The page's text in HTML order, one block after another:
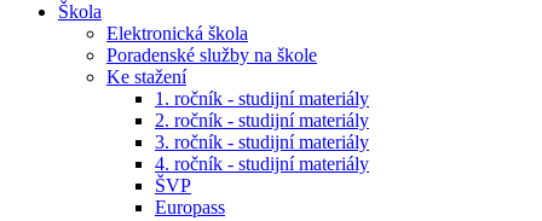
Škola
Elektronická škola
Poradenské služby na škole
Ke stažení
1. ročník - studijní materiály
2. ročník - studijní materiály
3. ročník - studijní materiály
4. ročník - studijní materiály
ŠVP
Europass